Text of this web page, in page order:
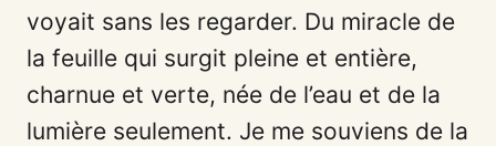
voyait sans les regarder. Du miracle de
la feuille qui surgit pleine et entière,
charnue et verte, née de l’eau et de la
lumière seulement. Je me souviens de la